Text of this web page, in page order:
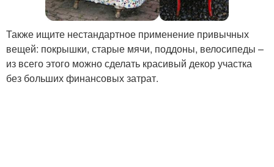
Также ищите нестандартное применение привычных
вещей: покрышки, старые мячи, поддоны, велосипеды –
из всего этого можно сделать красивый декор участка
без больших финансовых затрат.